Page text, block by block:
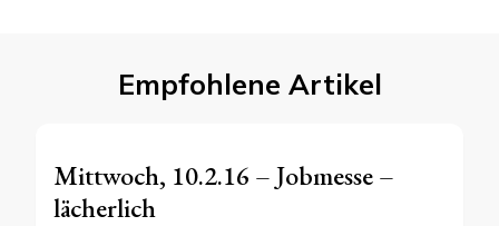
Empfohlene Artikel
Mittwoch, 10.2.16 – Jobmesse –
lächerlich